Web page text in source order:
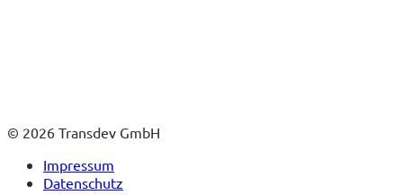
© 2026 Transdev GmbH
Impressum
Datenschutz